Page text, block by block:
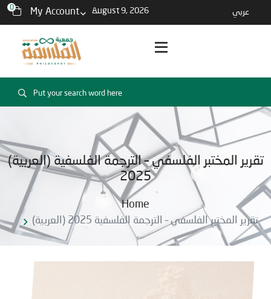
0 My Account August 9, 2026 عربي
(العربية) تقرير المختبر الفلسفي – الترجمة الفلسفية
2025
Home
(العربية) تقرير المختبر الفلسفي – الترجمة الفلسفية 2025